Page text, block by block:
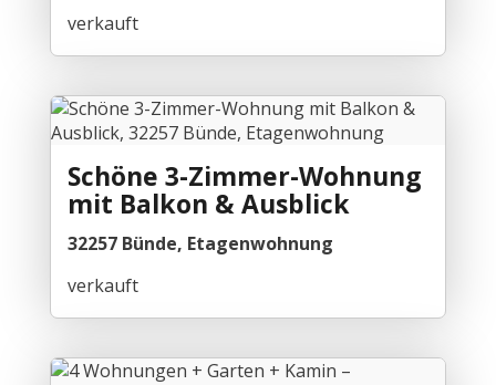
verkauft
Schöne 3-Zimmer-Wohnung
mit Balkon & Ausblick
32257 Bünde, Etagenwohnung
verkauft